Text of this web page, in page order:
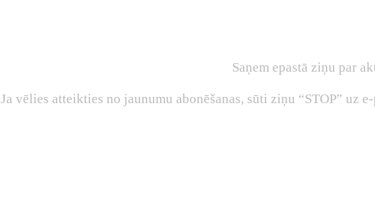
Saņem epastā ziņu par
Ja vēlies atteikties no jaunumu abonēšanas, sūti ziņu “STOP” uz